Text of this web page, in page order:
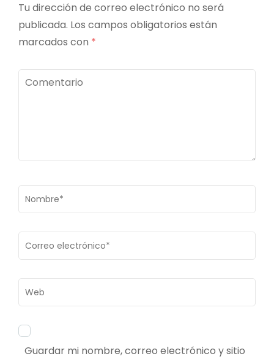
Tu dirección de correo electrónico no será
publicada. Los campos obligatorios están
marcados con *
Comentario
Nombre *
Correo
electrónico*
Web
Guardar mi nombre, correo electrónico y sitio